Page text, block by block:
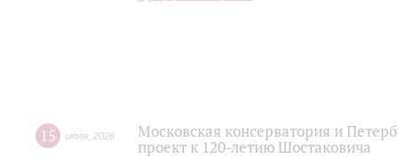
15 июля 2026
Московская консерватория и
проект к 120-летию Шостаковича